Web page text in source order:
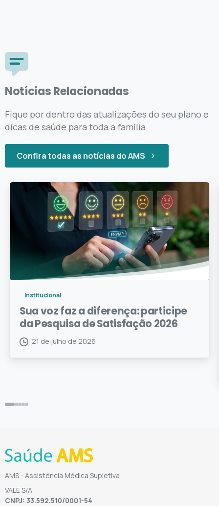
Notícias Relacionadas
Fique por dentro das atualizações do seu plano e
dicas de saúde para toda a família
Confira todas as notícias do AMS
Institucional
Sua voz faz a diferença: participe
da Pesquisa de Satisfação 2026
21 de julho de 2026
AMS - Assistência Médica Supletiva
VALE S/A
CNPJ: 33.592.510/0001-54